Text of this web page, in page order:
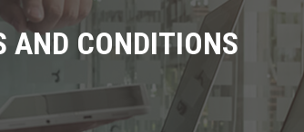
AND CONDITIONS